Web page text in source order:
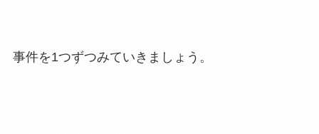
事件を1つずつみていきましょう。